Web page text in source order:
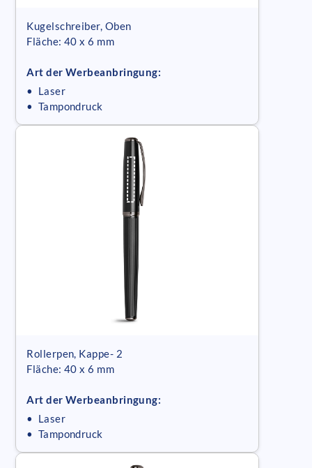
Kugelschreiber, Oben
Fläche: 40 x 6 mm
Art der Werbeanbringung:
• Laser
• Tampondruck
Rollerpen, Kappe- 2
Fläche: 40 x 6 mm
Art der Werbeanbringung:
• Laser
• Tampondruck